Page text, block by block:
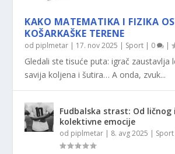
KAKO MATEMATIKA I FIZIKA
KOŠARKAŠKE TERENE
od piplmetar | 17. nov 2025 | Sport | 0 |
Gledali ste tisuće puta: igrač zaustavlja
savija koljena i šutira… A onda, zvuk...
Fudbalska strast: Od
kolektivne emocije
od piplmetar | 8. avg 2025 | Sport